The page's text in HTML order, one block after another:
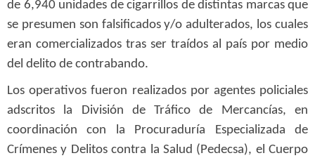
de 6,940 unidades de cigarrillos de distintas marcas que
se presumen son falsificados y/o adulterados, los cuales
eran comercializados tras ser traídos al país por medio
del delito de contrabando.
Los operativos fueron realizados por agentes policiales
adscritos la División de Tráfico de Mercancías, en
coordinación con la Procuraduría Especializada de
Crímenes y Delitos contra la Salud (Pedecsa), el Cuerpo